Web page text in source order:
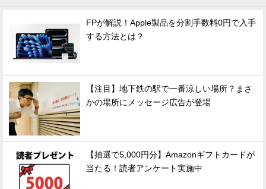
FPが解説！Apple製品を分割手数料0円で入手
する方法とは？
【注目】地下鉄の駅で一番涼しい場所？まさ
かの場所にメッセージ広告が登場
【抽選で5,000円分】Amazonギフトカードが
当たる！読者アンケート実施中